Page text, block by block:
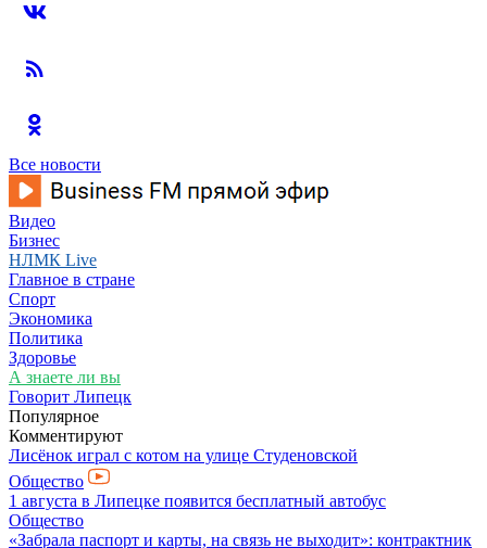
Все новости
Видео
Бизнес
НЛМК Live
Главное в стране
Спорт
Экономика
Политика
Здоровье
А знаете ли вы
Говорит Липецк
Популярное
Комментируют
Лисёнок играл с котом на улице Студеновской
Общество
1 августа в Липецке появится бесплатный автобус
Общество
«Забрала паспорт и карты, на связь не выходит»: контрактник